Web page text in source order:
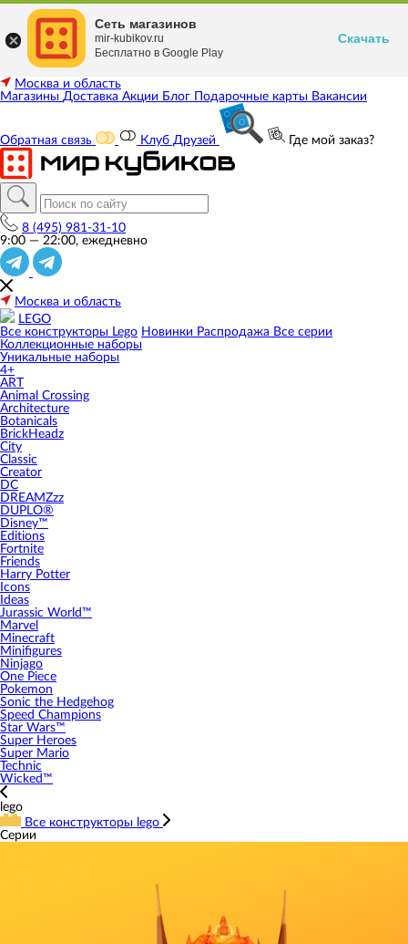
Москва и область
Магазины Доставка Акции Блог Подарочные карты Вакансии
Обратная связь Клуб Друзей Где мой заказ?
8 (495) 981-31-10
9:00 — 22:00, ежедневно
Москва и область
LEGO
Все конструкторы Lego Новинки Распродажа Все серии
Коллекционные наборы
Уникальные наборы
4+
ART
Animal Crossing
Architecture
Botanicals
BrickHeadz
City
Classic
Creator
DC
DREAMZzz
DUPLO®
Disney™
Editions
Fortnite
Friends
Harry Potter
Icons
Ideas
Jurassic World™
Marvel
Minecraft
Minifigures
Ninjago
One Piece
Pokemon
Sonic the Hedgehog
Speed Champions
Star Wars™
Super Heroes
Super Mario
Technic
Wicked™
lego
Все конструкторы lego
Серии
Сеть магазинов
mir-kubikov.ru
Бесплатно в Google Play
Скачать